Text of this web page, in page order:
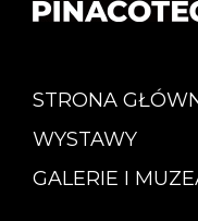
STRONA
WYSTAWY
GALERIE I